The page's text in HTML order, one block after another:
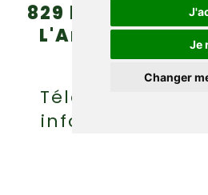
Je
Changer
829 boul. Griffon
L'Anse-au-
(Québec)
Téléphone :